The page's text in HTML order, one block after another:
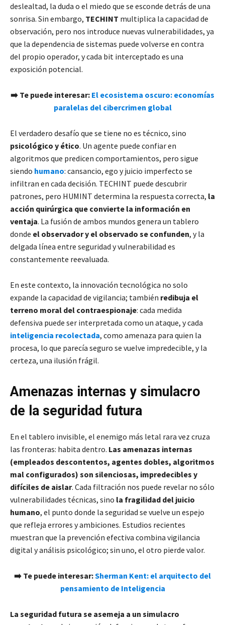
deslealtad, la duda o el miedo que se esconde detrás de una
sonrisa. Sin embargo, TECHINT multiplica la capacidad de
observación, pero nos introduce nuevas vulnerabilidades, ya
que la dependencia de sistemas puede volverse en contra
del propio operador, y cada bit interceptado es una
exposición potencial.
➡️ Te puede interesar: El ecosistema oscuro: economías
paralelas del cibercrimen global
El verdadero desafío que se tiene no es técnico, sino
psicológico y ético. Un agente puede confiar en
algoritmos que predicen comportamientos, pero sigue
siendo humano: cansancio, ego y juicio imperfecto se
infiltran en cada decisión. TECHINT puede descubrir
patrones, pero HUMINT determina la respuesta correcta, la
acción quirúrgica que convierte la información en
ventaja. La fusión de ambos mundos genera un tablero
donde el observador y el observado se confunden, y la
delgada línea entre seguridad y vulnerabilidad es
constantemente reevaluada.
En este contexto, la innovación tecnológica no solo
expande la capacidad de vigilancia; también redibuja el
terreno moral del contraespionaje: cada medida
defensiva puede ser interpretada como un ataque, y cada
inteligencia recolectada, como amenaza para quien la
procesa, lo que parecía seguro se vuelve impredecible, y la
certeza, una ilusión frágil.
Amenazas internas y simulacro
de la seguridad futura
En el tablero invisible, el enemigo más letal rara vez cruza
las fronteras: habita dentro. Las amenazas internas
(empleados descontentos, agentes dobles, algoritmos
mal configurados) son silenciosas, impredecibles y
difíciles de aislar. Cada filtración nos puede revelar no sólo
vulnerabilidades técnicas, sino la fragilidad del juicio
humano, el punto donde la seguridad se vuelve un espejo
que refleja errores y ambiciones. Estudios recientes
muestran que la prevención efectiva combina vigilancia
digital y análisis psicológico; sin uno, el otro pierde valor.
➡️ Te puede interesar:Sherman Kent: el arquitecto del
pensamiento de Inteligencia
La seguridad futura se asemeja a un simulacro